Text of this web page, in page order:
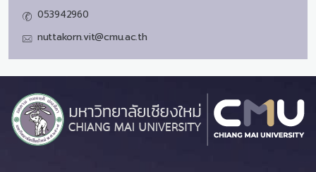
053942960
nuttakorn.vit@cmu.ac.th